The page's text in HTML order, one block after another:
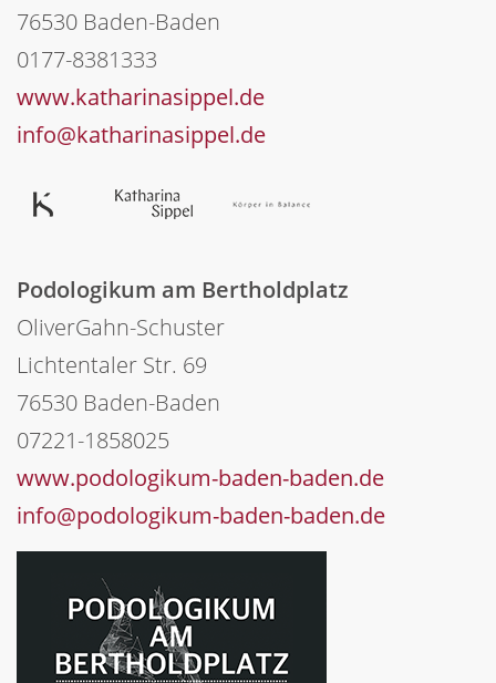
76530 Baden-Baden
0177-8381333
www.katharinasippel.de
info@katharinasippel.de
Podologikum am Bertholdplatz
OliverGahn-Schuster
Lichtentaler Str. 69
76530 Baden-Baden
07221-1858025
www.podologikum-baden-baden.de
info@podologikum-baden-baden.de